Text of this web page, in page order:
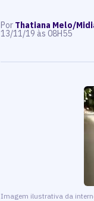
Por Thatiana Melo/
13/11/19 às 08H55
Imagem ilustrativa da